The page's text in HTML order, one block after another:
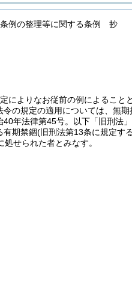
例の整理等に関する条例 抄
によりなお従前の例によるこ
の規定の適用については、無
40年法律第45号。以下「旧刑法
有期禁錮(旧刑法第13条に規定す
せられた者とみなす。